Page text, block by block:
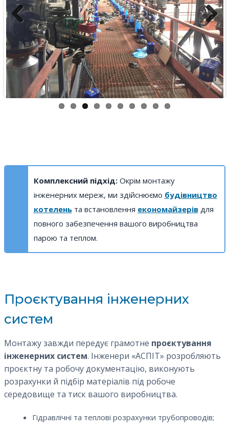
Previous Next
Комплексний підхід:Окрім монтажу
інженерних мереж, ми здійснюємо будівництво
котеленьта встановлення економайзерівдля
повного забезпечення вашого виробництва
парою та теплом.
Проєктування інженерних
систем
Монтажу завжди передує грамотне проєктування
інженерних систем. Інженери «АСПІТ» розробляють
проєктну та робочу документацію, виконують
розрахунки й підбір матеріалів під робоче
середовище та тиск вашого виробництва.
Гідравлічні та теплові розрахунки трубопроводів;